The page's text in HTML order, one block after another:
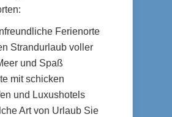
Ferienorte
Strandurlaub voller
und Spaß
mit schicken
und Luxushotels
Art von Urlaub Sie